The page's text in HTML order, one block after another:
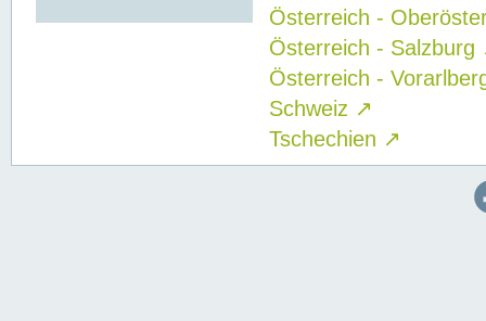
Österreich -
Österreich - Salzburg
Österreich -
Schweiz ↗
Tschechien ↗